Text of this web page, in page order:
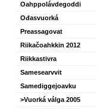
Oahppolávdegoddi
Ođasvuorká
Preassagovat
Riikačoahkkin 2012
Riikkastivra
Samesearvvit
Samediggejoavku
>Vuorká válga 2005